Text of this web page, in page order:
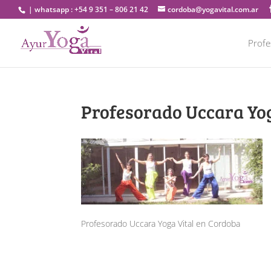
| whatsapp : +54 9 351 – 806 21 42 cordoba@yogavital.com.ar
Profesorado Uccara
Profesorado Uccara Yoga Vital en Cordoba